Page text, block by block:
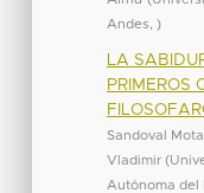
Andes
)
LA
PRIMEROS
Sandoval
Vladimir (
Autónoma del